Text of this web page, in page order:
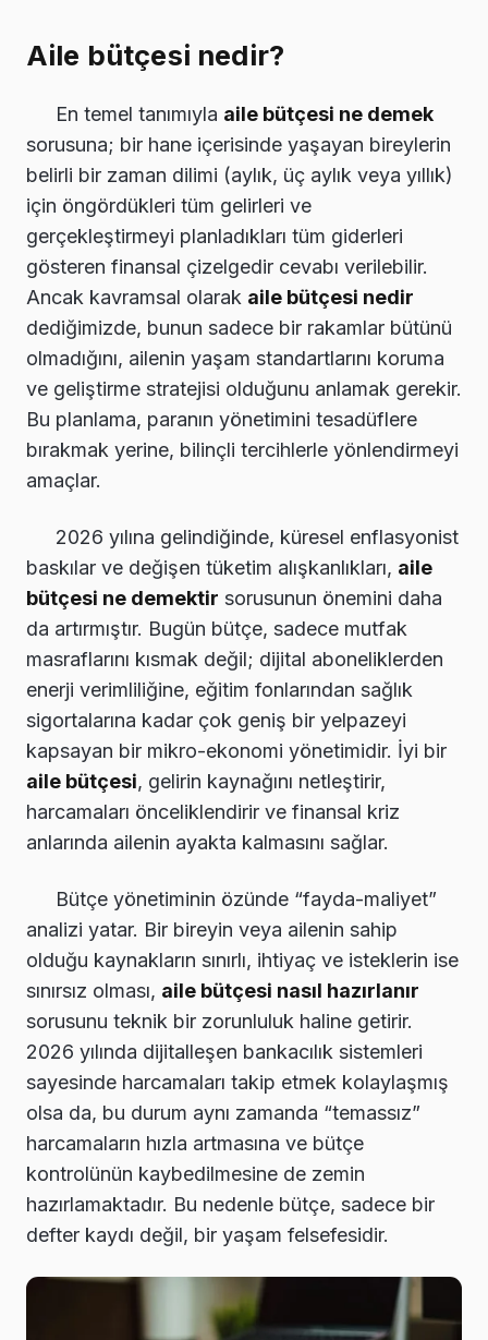
Aile bütçesi nedir?
En temel tanımıyla aile bütçesi ne demek
sorusuna; bir hane içerisinde yaşayan bireylerin
belirli bir zaman dilimi (aylık, üç aylık veya yıllık)
için öngördükleri tüm gelirleri ve
gerçekleştirmeyi planladıkları tüm giderleri
gösteren finansal çizelgedir cevabı verilebilir.
Ancak kavramsal olarak aile bütçesi nedir
dediğimizde, bunun sadece bir rakamlar bütünü
olmadığını, ailenin yaşam standartlarını koruma
ve geliştirme stratejisi olduğunu anlamak gerekir.
Bu planlama, paranın yönetimini tesadüflere
bırakmak yerine, bilinçli tercihlerle yönlendirmeyi
amaçlar.
2026 yılına gelindiğinde, küresel enflasyonist
baskılar ve değişen tüketim alışkanlıkları, aile
bütçesi ne demektir sorusunun önemini daha
da artırmıştır. Bugün bütçe, sadece mutfak
masraflarını kısmak değil; dijital aboneliklerden
enerji verimliliğine, eğitim fonlarından sağlık
sigortalarına kadar çok geniş bir yelpazeyi
kapsayan bir mikro-ekonomi yönetimidir. İyi bir
aile bütçesi, gelirin kaynağını netleştirir,
harcamaları önceliklendirir ve finansal kriz
anlarında ailenin ayakta kalmasını sağlar.
Bütçe yönetiminin özünde “fayda-maliyet”
analizi yatar. Bir bireyin veya ailenin sahip
olduğu kaynakların sınırlı, ihtiyaç ve isteklerin ise
sınırsız olması, aile bütçesi nasıl hazırlanır
sorusunu teknik bir zorunluluk haline getirir.
2026 yılında dijitalleşen bankacılık sistemleri
sayesinde harcamaları takip etmek kolaylaşmış
olsa da, bu durum aynı zamanda “temassız”
harcamaların hızla artmasına ve bütçe
kontrolünün kaybedilmesine de zemin
hazırlamaktadır. Bu nedenle bütçe, sadece bir
defter kaydı değil, bir yaşam felsefesidir.